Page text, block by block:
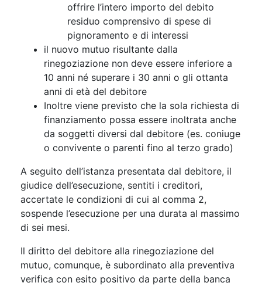
offrire l’intero importo del debito
residuo comprensivo di spese di
pignoramento e di interessi
il nuovo mutuo risultante dalla
rinegoziazione non deve essere inferiore a
10 anni né superare i 30 anni o gli ottanta
anni di età del debitore
Inoltre viene previsto che la sola richiesta di
finanziamento possa essere inoltrata anche
da soggetti diversi dal debitore (es. coniuge
o convivente o parenti fino al terzo grado)
A seguito dell’istanza presentata dal debitore, il
giudice dell’esecuzione, sentiti i creditori,
accertate le condizioni di cui al comma 2,
sospende l’esecuzione per una durata al massimo
di sei mesi.
Il diritto del debitore alla rinegoziazione del
mutuo, comunque, è subordinato alla preventiva
verifica con esito positivo da parte della banca